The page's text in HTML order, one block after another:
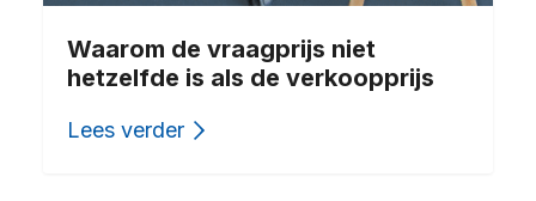
Waarom de vraagprijs niet
hetzelfde is als de verkoopprijs
Lees verder